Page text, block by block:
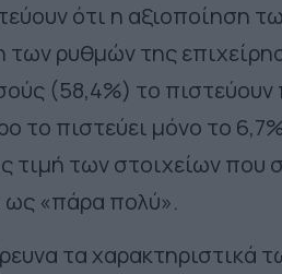
ότι η αξιοποίηση
ρυθμών της
(58,4%) το
το πιστεύει μόνο το
τιμή των στοιχείων που
ως «πάρα πολύ».
τα χαρακτηριστικά